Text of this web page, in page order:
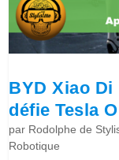
BYD Xiao
défie Tesla
par Rodolphe de
Robotique